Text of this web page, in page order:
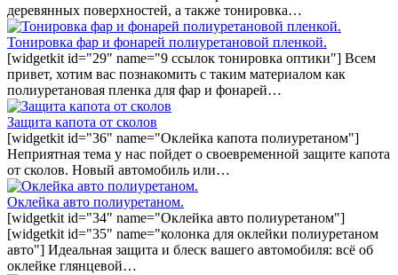
деревянных поверхностей, а также тонировка…
Тонировка фар и фонарей полиуретановой пленкой.
[widgetkit id="29" name="9 ссылок тонировка оптики"] Всем
привет, хотим вас познакомить с таким материалом как
полиуретановая пленка для фар и фонарей…
Защита капота от сколов
[widgetkit id="36" name="Оклейка капота полиуретаном"]
Неприятная тема у нас пойдет о своевременной защите капота
от сколов. Новый автомобиль или…
Оклейка авто полиуретаном.
[widgetkit id="34" name="Оклейка авто полиуретаном"]
[widgetkit id="35" name="колонка для оклейки полиуретаном
авто"] Идеальная защита и блеск вашего автомобиля: всё об
оклейке глянцевой…